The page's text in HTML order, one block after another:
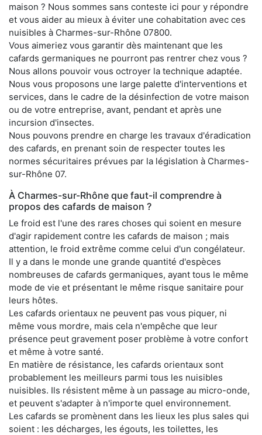
maison ? Nous sommes sans conteste ici pour y répondre
et vous aider au mieux à éviter une cohabitation avec ces
nuisibles à Charmes-sur-Rhône 07800.
Vous aimeriez vous garantir dès maintenant que les
cafards germaniques ne pourront pas rentrer chez vous ?
Nous allons pouvoir vous octroyer la technique adaptée.
Nous vous proposons une large palette d'interventions et
services, dans le cadre de la désinfection de votre maison
ou de votre entreprise, avant, pendant et après une
incursion d'insectes.
Nous pouvons prendre en charge les travaux d'éradication
des cafards, en prenant soin de respecter toutes les
normes sécuritaires prévues par la législation à Charmes-
sur-Rhône 07.
À Charmes-sur-Rhône que faut-il comprendre à
propos des cafards de maison ?
Le froid est l'une des rares choses qui soient en mesure
d'agir rapidement contre les cafards de maison ; mais
attention, le froid extrême comme celui d'un congélateur.
Il y a dans le monde une grande quantité d'espèces
nombreuses de cafards germaniques, ayant tous le même
mode de vie et présentant le même risque sanitaire pour
leurs hôtes.
Les cafards orientaux ne peuvent pas vous piquer, ni
même vous mordre, mais cela n'empêche que leur
présence peut gravement poser problème à votre confort
et même à votre santé.
En matière de résistance, les cafards orientaux sont
probablement les meilleurs parmi tous les nuisibles
nuisibles. Ils résistent même à un passage au micro-onde,
et peuvent s'adapter à n'importe quel environnement.
Les cafards se promènent dans les lieux les plus sales qui
soient : les décharges, les égouts, les toilettes, les